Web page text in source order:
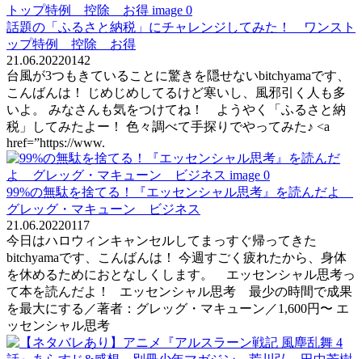
話題の「ふるさと納税」にチャレンジしてみた！ ワンスト
ップ特例 控除 お得
21.06.20220142
台風が3つもきていることに驚きを隠せないbitchyamaです、
こんばんは！ じめじめしてるけど寒いし、風邪引く人も多
いよ。 みなさんも気をつけてね！ ようやく「ふるさと納
税」してみたよー！ 色々調べて手探りでやってみた♪ <a
href=”https://www.
99%の無駄を捨てる！『エッセンシャル思考』を読んだよ
グレッグ・マキューン ビジネス
21.06.20220117
今日はハロウィンキャンセルしてまっすぐ帰ってきた
bitchyamaです、こんばんは！ 今週すごく疲れたから、身体
を休めるためにおとなしくします。 エッセンシャル思考っ
て本を読んだよ！ エッセンシャル思考 最少の時間で成果
を最大にする／著者：グレッグ・マキューン／1,600円〜 エ
ッセンシャル思考